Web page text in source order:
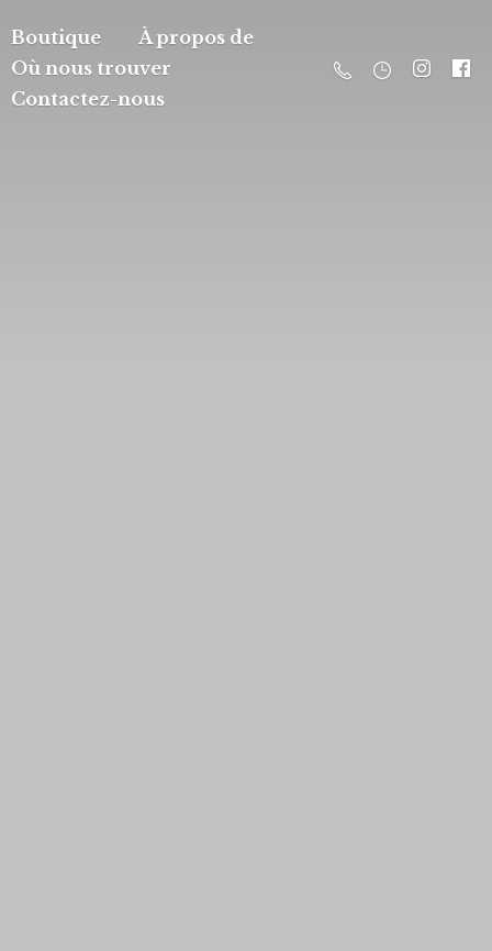
Boutique
À propos de
Où nous trouver
Contactez-nous